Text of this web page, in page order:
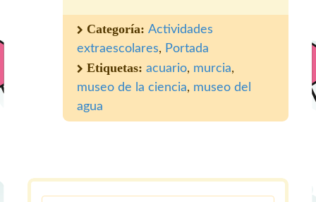
Categoría: Actividades
extraescolares, Portada
Etiquetas: acuario, murcia,
museo de la ciencia, museo del
agua